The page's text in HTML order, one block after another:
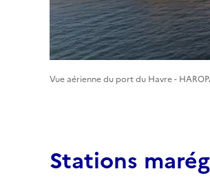
Vue aérienne du port du Havre -
Stations